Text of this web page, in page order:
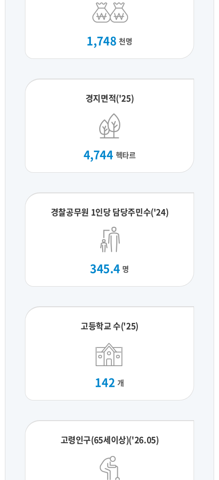
1,748 천명
경지면적('25)
4,744 헥타르
경찰공무원 1인당 담당주민수('24)
345.4 명
고등학교 수('25)
142 개
고령인구(65세이상)('26.05)